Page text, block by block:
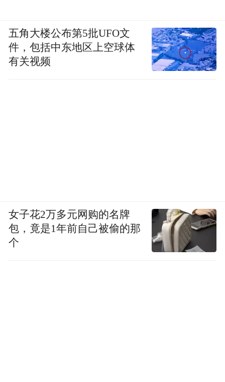
五角大楼公布第5批UFO文
件，包括中东地区上空球体
有关视频
女子花2万多元网购的名牌
包，竟是1年前自己被偷的那
个